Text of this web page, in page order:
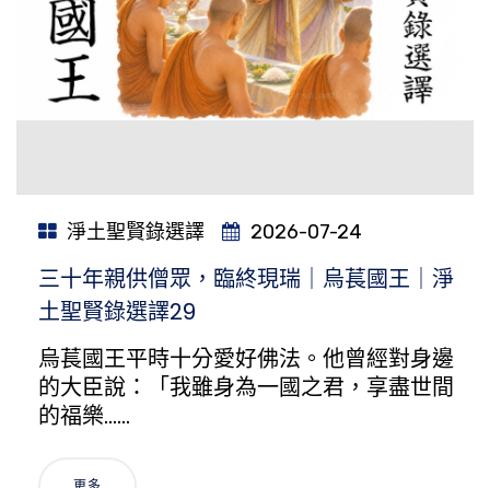
淨土聖賢錄選譯 2026-07-24
三十年親供僧眾，臨終現瑞｜烏萇國王｜淨
土聖賢錄選譯29
烏萇國王平時十分愛好佛法。他曾經對身邊
的大臣說：「我雖身為一國之君，享盡世間
的福樂……